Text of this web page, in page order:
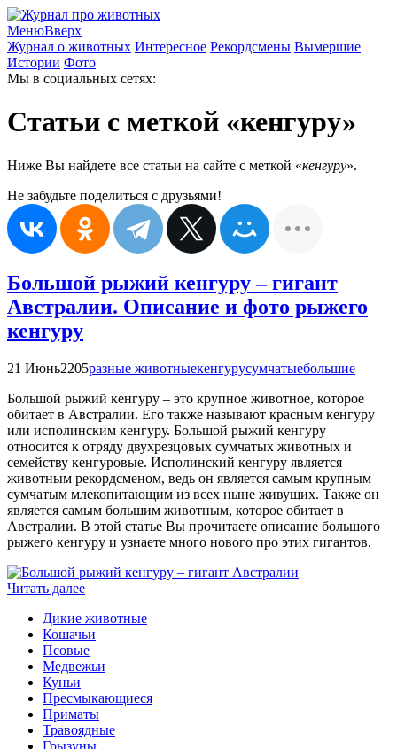
МенюВверх
Журнал о животных Интересное Рекордсмены Вымершие
Истории Фото
Мы в социальных сетях:
Статьи с меткой «кенгуру»
Ниже Вы найдете все статьи на сайте с меткой «кенгуру».
Не забудьте поделиться с друзьями!
Большой рыжий кенгуру – гигант
Австралии. Описание и фото рыжего
кенгуру
21 Июнь2205разные животныекенгурусумчатыебольшие
Большой рыжий кенгуру – это крупное животное, которое
обитает в Австралии. Его также называют красным кенгуру
или исполинским кенгуру. Большой рыжий кенгуру
относится к отряду двухрезцовых сумчатых животных и
семейству кенгуровые. Исполинский кенгуру является
животным рекордсменом, ведь он является самым крупным
сумчатым млекопитающим из всех ныне живущих. Также он
является самым большим животным, которое обитает в
Австралии. В этой статье Вы прочитаете описание большого
рыжего кенгуру и узнаете много нового про этих гигантов.
Читать далее
Дикие животные
Кошачьи
Псовые
Медвежьи
Куньи
Пресмыкающиеся
Приматы
Травоядные
Грызуны